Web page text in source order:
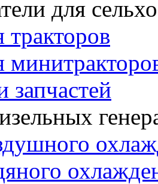
для
тракторов
запчастей